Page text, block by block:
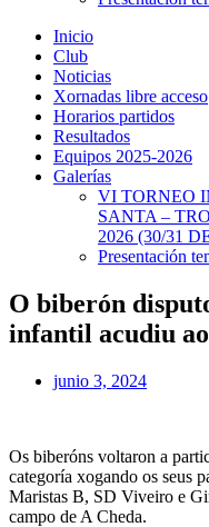
Inicio
Club
Noticias
Xornadas libre acceso
Horarios partidos
Resultados
Equipos 2025-2026
Galerías
VI TORNEO
SANTA –
2026 (30/31
Presentación
O biberón
infantil acudiu
junio 3, 2024
Os biberóns voltaron a
categoría xogando os seus
Maristas B, SD Viveiro e
campo de A Cheda.